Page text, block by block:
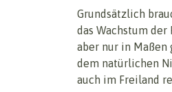
Grundsätzlich
das Wachstum
aber nur in
dem natürlichen
auch im Freiland